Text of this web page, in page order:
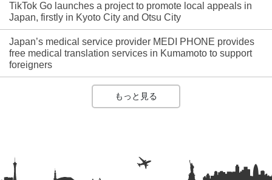
TikTok Go launches a project to promote local appeals in
Japan, firstly in Kyoto City and Otsu City
Japan’s medical service provider MEDI PHONE provides
free medical translation services in Kumamoto to support
foreigners
もっと見る